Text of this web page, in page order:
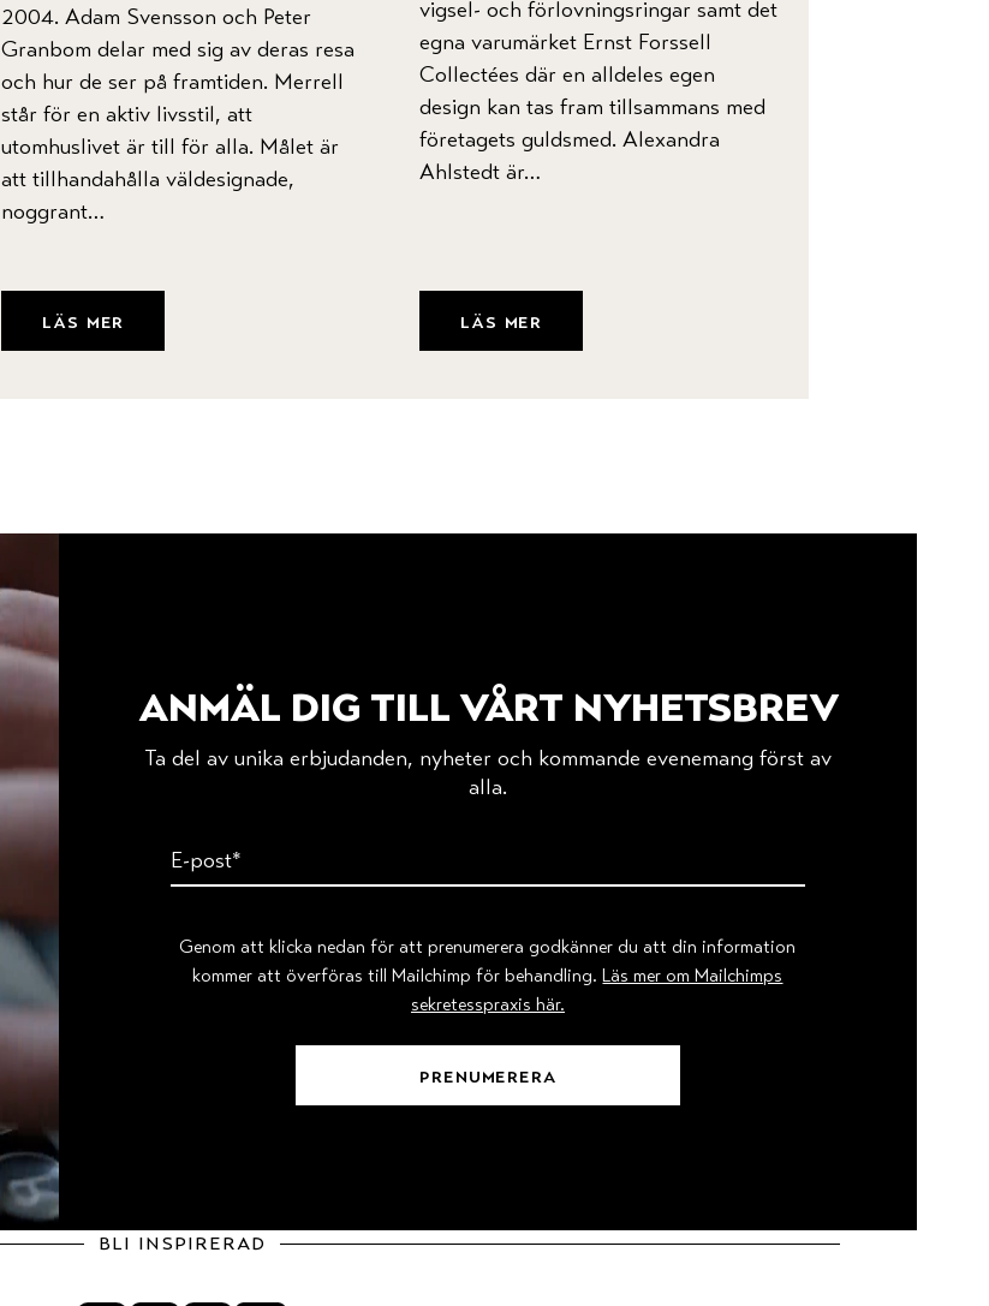
2004. Adam Svensson och Peter
Granbom delar med sig av deras resa
och hur de ser på framtiden. Merrell
står för en aktiv livsstil, att
utomhuslivet är till för alla. Målet är
att tillhandahålla väldesignade,
noggrant…
läs mer
vigsel- och förlovningsringar samt det
egna varumärket Ernst Forssell
Collectées där en alldeles egen
design kan tas fram tillsammans med
företagets guldsmed. Alexandra
Ahlstedt är…
läs mer
anmäl dig till vårt nyhetsbrev
Ta del av unika erbjudanden, nyheter och kommande evenemang först av
alla.
Genom att klicka nedan för att prenumerera godkänner du att din information
kommer att överföras till Mailchimp för behandling. Läs mer om Mailchimps
sekretesspraxis här.
bli inspirerad